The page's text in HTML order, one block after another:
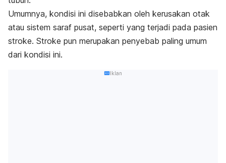
Umumnya, kondisi ini disebabkan oleh kerusakan otak
atau sistem saraf pusat, seperti yang terjadi pada pasien
stroke. Stroke pun merupakan penyebab paling umum
dari kondisi ini.
Iklan